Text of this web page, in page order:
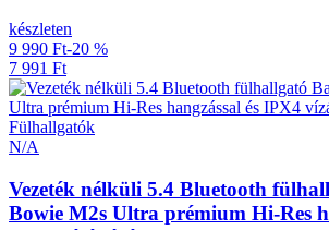
készleten
9 990 Ft-20 %
7 991 Ft
Fülhallgatók
N/A
Vezeték nélküli 5.4 Bluetooth
Bowie M2s Ultra prémium Hi-Res